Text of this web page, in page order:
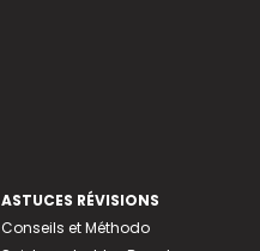
ASTUCES RÉVISIONS
Conseils et Méthodo